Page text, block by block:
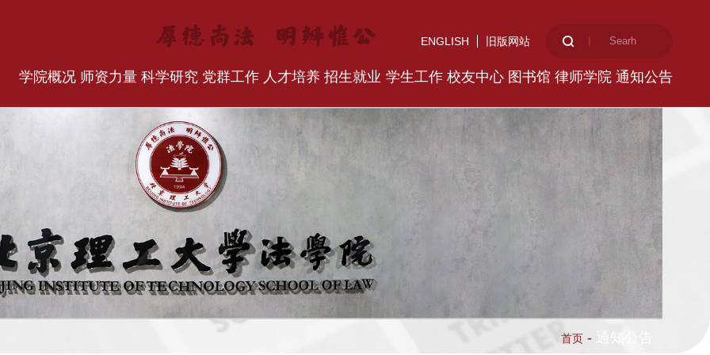
ENGLISH 旧版网站
学院概况 师资力量 科学研究 党群工作 人才培养 招生就业 学生工作 校友中心 图书馆 律师学院 通知公告
首页 -